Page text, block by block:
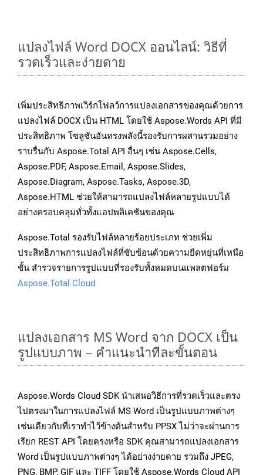
แปลงไฟล์ Word DOCX ออนไลน์: วิธีที่
รวดเร็วและง่ายดาย
เพิ่มประสิทธิภาพเวิร์กโฟลว์การแปลงเอกสารของคุณด้วยการ
แปลงไฟล์ DOCX เป็น HTML โดยใช้ Aspose.Words API ที่มี
ประสิทธิภาพ โซลูชันอันทรงพลังนี้รองรับการผสานรวมอย่าง
ราบรื่นกับ Aspose.Total API อื่นๆ เช่น Aspose.Cells,
Aspose.PDF, Aspose.Email, Aspose.Slides,
Aspose.Diagram, Aspose.Tasks, Aspose.3D,
Aspose.HTML ช่วยให้สามารถแปลงไฟล์หลายรูปแบบได้
อย่างครอบคลุมทั่วทั้งแอปพลิเคชันของคุณ
Aspose.Total รองรับไฟล์หลายร้อยประเภท ช่วยเพิ่ม
ประสิทธิภาพการแปลงไฟล์ที่ซับซ้อนด้วยความยืดหยุ่นที่เหนือ
ชั้น สำรวจรายการรูปแบบที่รองรับทั้งหมดบนแพลตฟอร์ม
Aspose.Total Cloud
แปลงเอกสาร MS Word จาก DOCX เป็น
รูปแบบภาพ – คำแนะนำทีละขั้นตอน
Aspose.Words Cloud SDK นำเสนอวิธีการที่รวดเร็วและตรง
ไปตรงมาในการแปลงไฟล์ MS Word เป็นรูปแบบภาพต่างๆ
เช่นเดียวกับที่เราทำไว้ข้างต้นสำหรับ PPSX ไม่ว่าจะผ่านการ
เรียก REST API โดยตรงหรือ SDK คุณสามารถแปลงเอกสาร
Word เป็นรูปแบบภาพต่างๆ ได้อย่างง่ายดาย รวมถึง JPEG,
PNG, BMP, GIF และ TIFF โดยใช้ Aspose.Words Cloud API